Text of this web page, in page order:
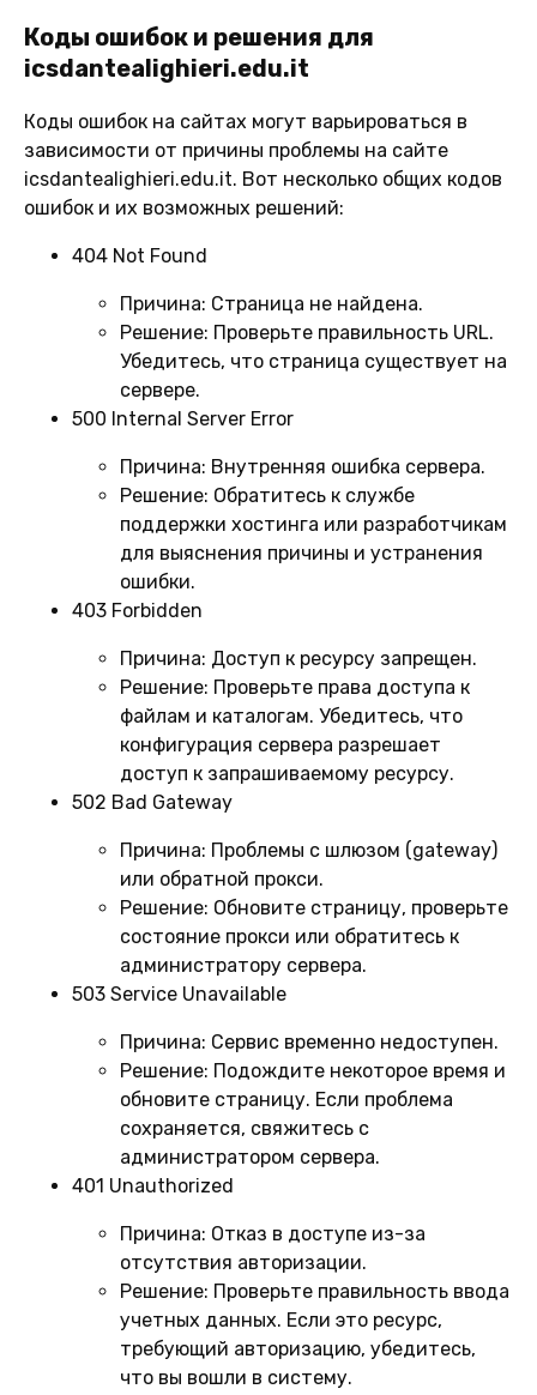
Коды ошибок и решения для
icsdantealighieri.edu.it
Коды ошибок на сайтах могут варьироваться в
зависимости от причины проблемы на сайте
icsdantealighieri.edu.it. Вот несколько общих кодов
ошибок и их возможных решений:
404 Not Found
Причина: Страница не найдена.
Решение: Проверьте правильность URL.
Убедитесь, что страница существует на
сервере.
500 Internal Server Error
Причина: Внутренняя ошибка сервера.
Решение: Обратитесь к службе
поддержки хостинга или разработчикам
для выяснения причины и устранения
ошибки.
403 Forbidden
Причина: Доступ к ресурсу запрещен.
Решение: Проверьте права доступа к
файлам и каталогам. Убедитесь, что
конфигурация сервера разрешает
доступ к запрашиваемому ресурсу.
502 Bad Gateway
Причина: Проблемы с шлюзом (gateway)
или обратной прокси.
Решение: Обновите страницу, проверьте
состояние прокси или обратитесь к
администратору сервера.
503 Service Unavailable
Причина: Сервис временно недоступен.
Решение: Подождите некоторое время и
обновите страницу. Если проблема
сохраняется, свяжитесь с
администратором сервера.
401 Unauthorized
Причина: Отказ в доступе из-за
отсутствия авторизации.
Решение: Проверьте правильность ввода
учетных данных. Если это ресурс,
требующий авторизацию, убедитесь,
что вы вошли в систему.